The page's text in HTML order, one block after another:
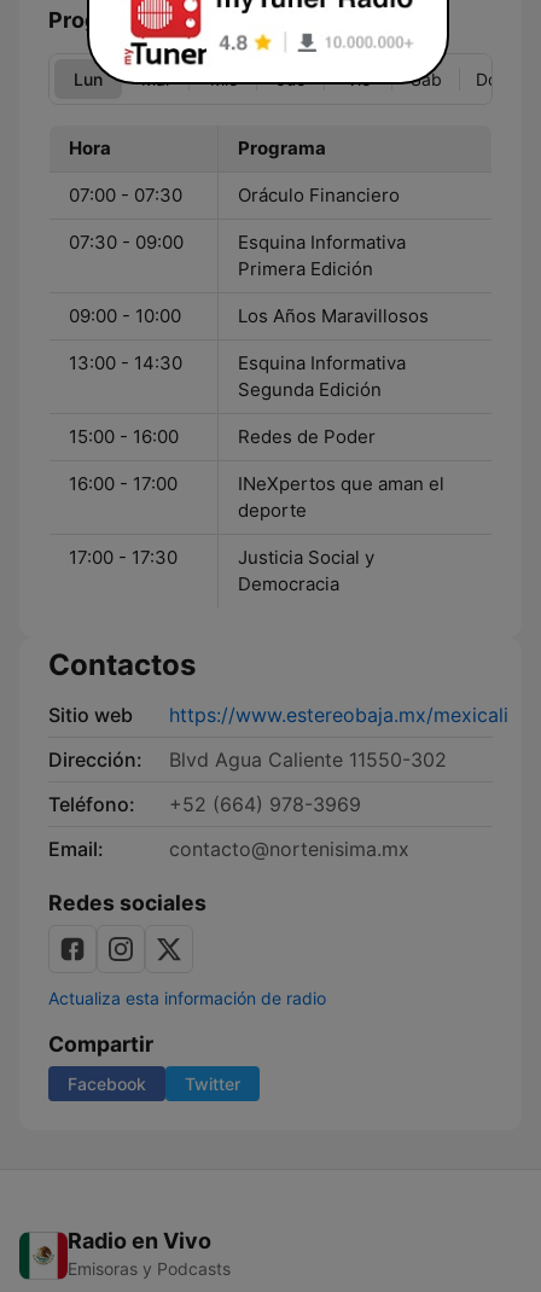
Programación
Lun Mar Mié Jue Vie Sáb Dom
Hora Programa
07:00 - 07:30 Oráculo Financiero
07:30 - 09:00
Esquina Informativa
Primera Edición
09:00 - 10:00 Los Años Maravillosos
13:00 - 14:30
Esquina Informativa
Segunda Edición
15:00 - 16:00 Redes de Poder
16:00 - 17:00
INeXpertos que aman el
deporte
17:00 - 17:30
Justicia Social y
Democracia
Contactos
Sitio web
https://www.estereobaja.mx/mexicali
Dirección:
Blvd Agua Caliente 11550-302
Teléfono:
+52 (664) 978-3969
Email:
contacto@nortenisima.mx
Redes sociales
Actualiza esta información de radio
Compartir
Facebook Twitter
Radio en Vivo
Emisoras y Podcasts